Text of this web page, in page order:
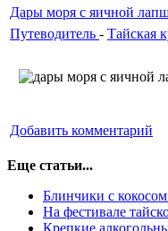
Дары моря с яичной
Путеводитель - Тайская
Добавить комментарий
Еще статьи...
Блинчики с
На фестивале
Крепкие